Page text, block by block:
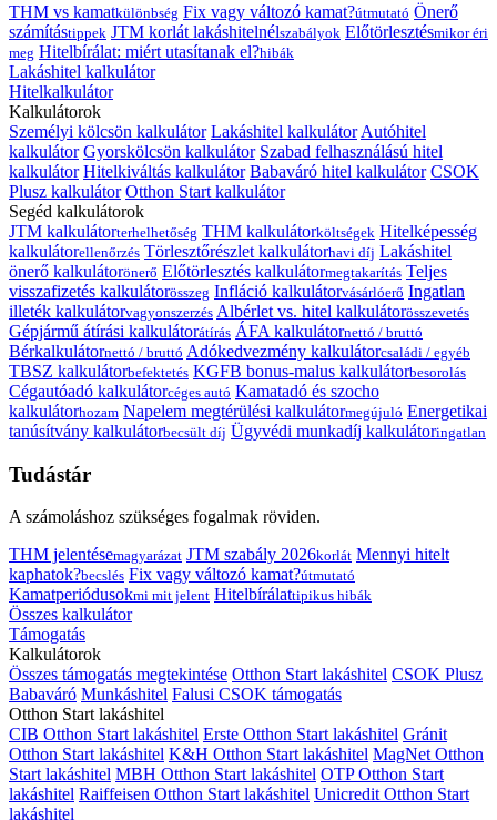
THM vs kamatkülönbség Fix vagy változó kamat?útmutató Önerő
számítástippek JTM korlát lakáshitelnélszabályok Előtörlesztésmikor éri
meg Hitelbírálat: miért utasítanak el?hibák
Lakáshitel kalkulátor
Hitelkalkulátor
Kalkulátorok
Személyi kölcsön kalkulátor Lakáshitel kalkulátor Autóhitel
kalkulátor Gyorskölcsön kalkulátor Szabad felhasználású hitel
kalkulátor Hitelkiváltás kalkulátor Babaváró hitel kalkulátor CSOK
Plusz kalkulátor Otthon Start kalkulátor
Segéd kalkulátorok
JTM kalkulátorterhelhetőség THM kalkulátorköltségek Hitelképesség
kalkulátorellenőrzés Törlesztőrészlet kalkulátorhavi díj Lakáshitel
önerő kalkulátorönerő Előtörlesztés kalkulátormegtakarítás Teljes
visszafizetés kalkulátorösszeg Infláció kalkulátorvásárlóerő Ingatlan
illeték kalkulátorvagyonszerzés Albérlet vs. hitel kalkulátorösszevetés
Gépjármű átírási kalkulátorátírás ÁFA kalkulátornettó / bruttó
Bérkalkulátornettó / bruttó Adókedvezmény kalkulátorcsaládi / egyéb
TBSZ kalkulátorbefektetés KGFB bonus-malus kalkulátorbesorolás
Cégautóadó kalkulátorcéges autó Kamatadó és szocho
kalkulátorhozam Napelem megtérülési kalkulátormegújuló Energetikai
tanúsítvány kalkulátorbecsült díj Ügyvédi munkadíj kalkulátoringatlan
Tudástár
A számoláshoz szükséges fogalmak röviden.
THM jelentésemagyarázat JTM szabály 2026korlát Mennyi hitelt
kaphatok?becslés Fix vagy változó kamat?útmutató
Kamatperiódusokmi mit jelent Hitelbírálattipikus hibák
Összes kalkulátor
Támogatás
Kalkulátorok
Összes támogatás megtekintése Otthon Start lakáshitel CSOK Plusz
Babaváró Munkáshitel Falusi CSOK támogatás
Otthon Start lakáshitel
CIB Otthon Start lakáshitel Erste Otthon Start lakáshitel Gránit
Otthon Start lakáshitel K&H Otthon Start lakáshitel MagNet Otthon
Start lakáshitel MBH Otthon Start lakáshitel OTP Otthon Start
lakáshitel Raiffeisen Otthon Start lakáshitel Unicredit Otthon Start
lakáshitel